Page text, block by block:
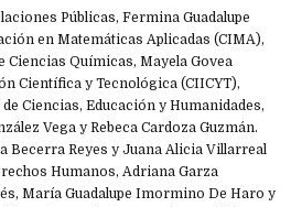
Públicas, Fermina Guadalupe
en Matemáticas Aplicadas (CIMA),
Ciencias Químicas, Mayela Govea
Científica y Tecnológica (CIICYT),
Ciencias, Educación y Humanidades,
Vega y Rebeca Cardoza Guzmán.
Becerra Reyes y Juana Alicia Villarreal
Humanos, Adriana Garza
María Guadalupe Imormino De Haro y